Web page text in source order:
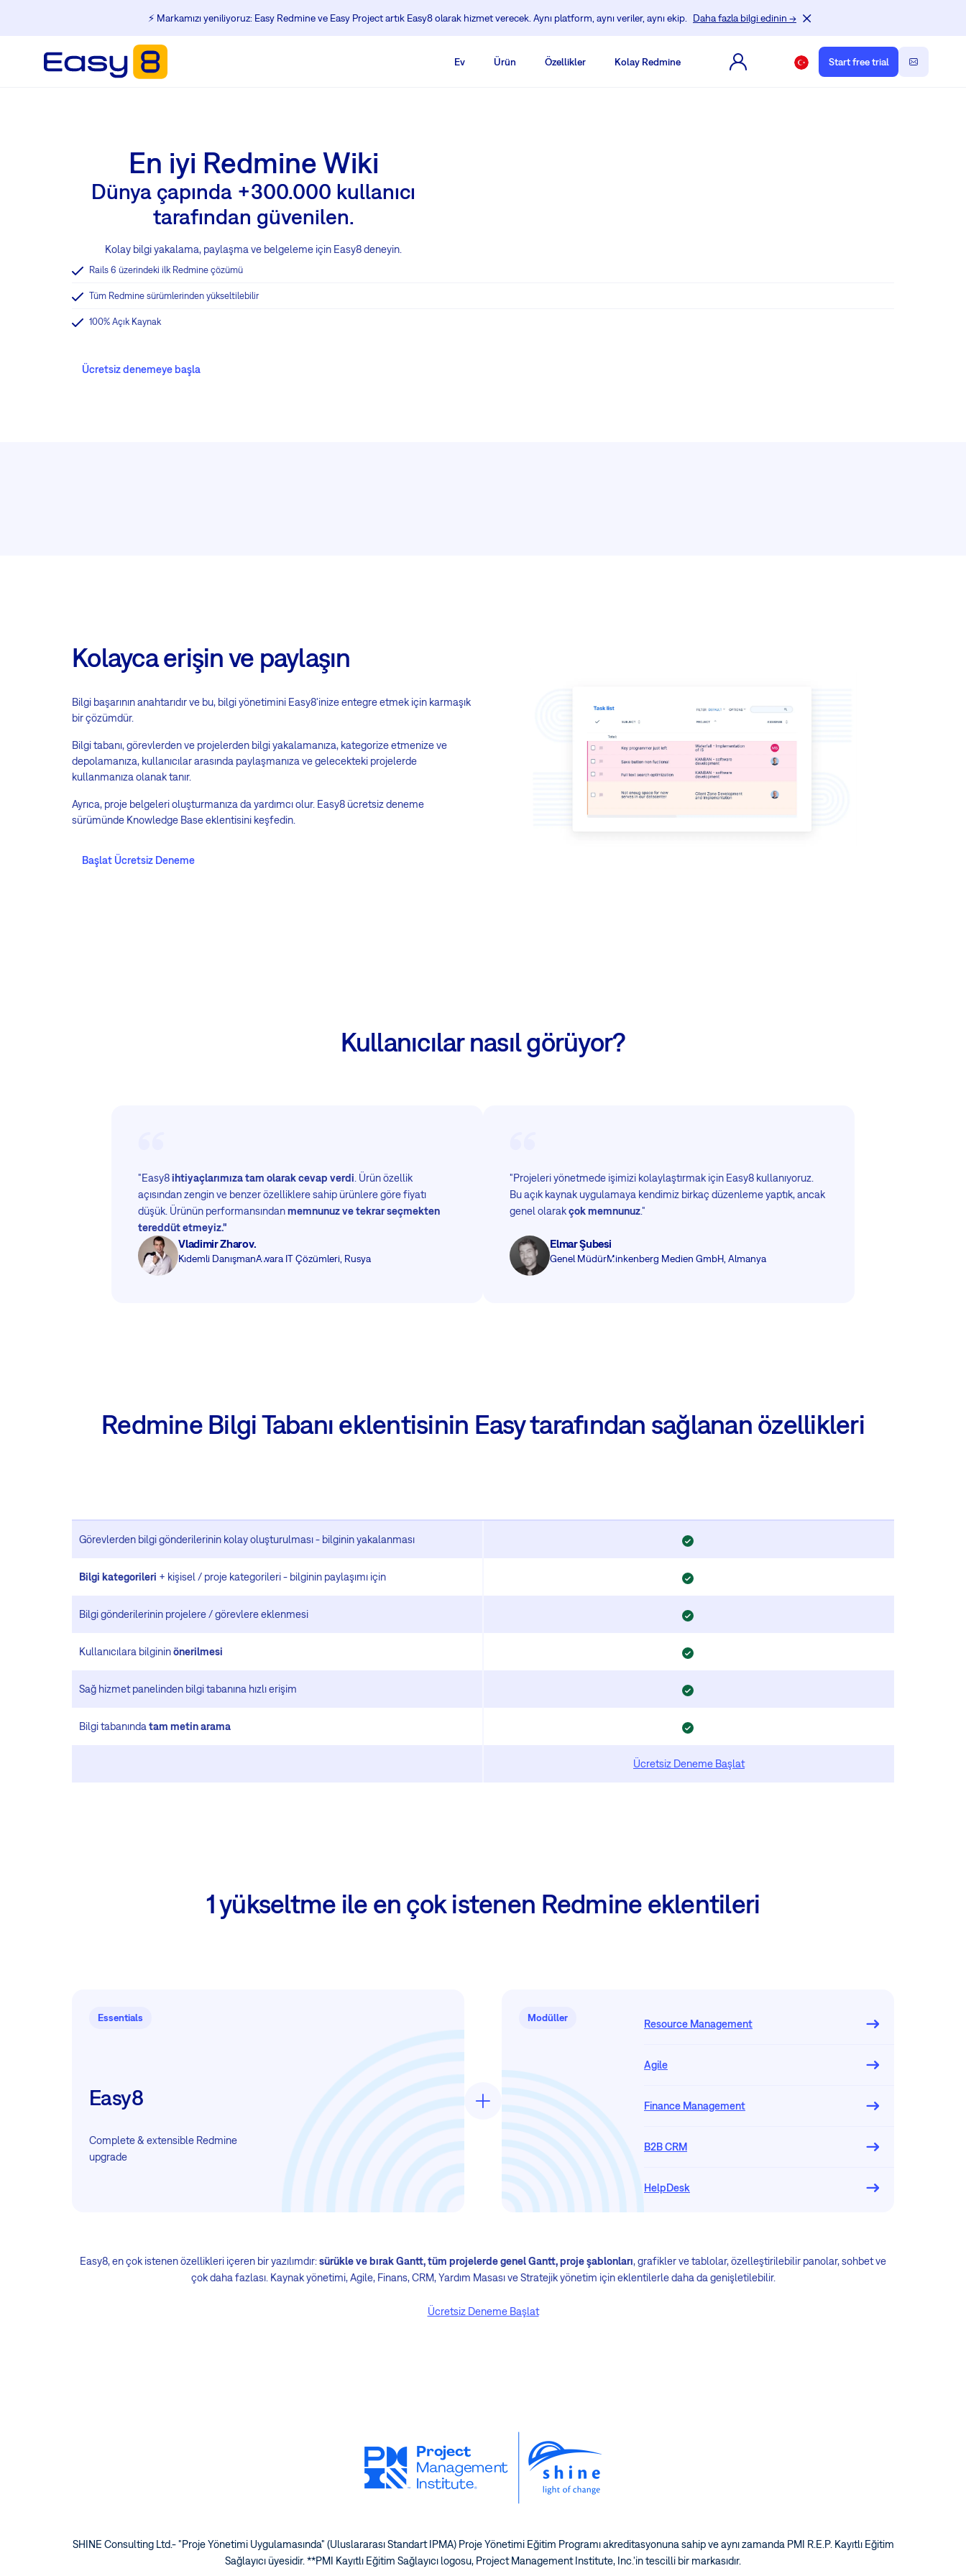
⚡️ Markamızı yeniliyoruz: Easy Redmine ve Easy Project artık Easy8 olarak hizmet verecek. Aynı platform, aynı veriler, aynı ekip. Daha fazla bilgi edinin →
Ev Ürün Özellikler Kolay Redmine Start free trial
En iyi Redmine Wiki
Dünya çapında +300.000 kullanıcı
tarafından güvenilen.
Kolay bilgi yakalama, paylaşma ve belgeleme için Easy8 deneyin.
Rails 6 üzerindeki ilk Redmine çözümü
Tüm Redmine sürümlerinden yükseltilebilir
100% Açık Kaynak
Ücretsiz denemeye başla
Kolayca erişin ve paylaşın
Bilgi başarının anahtarıdır ve bu, bilgi yönetimini Easy8'inize entegre etmek için karmaşık
bir çözümdür.
Bilgi tabanı, görevlerden ve projelerden bilgi yakalamanıza, kategorize etmenize ve
depolamanıza, kullanıcılar arasında paylaşmanıza ve gelecekteki projelerde
kullanmanıza olanak tanır.
Ayrıca, proje belgeleri oluşturmanıza da yardımcı olur. Easy8 ücretsiz deneme
sürümünde Knowledge Base eklentisini keşfedin.
Başlat Ücretsiz Deneme
Kullanıcılar nasıl görüyor?
Vladimir Zharov.
Kıdemli DanışmanAwara IT Çözümleri, Rusya
"Easy8ihtiyaçlarımıza tam olarak cevap verdi . Ürün özellik
açısından zengin ve benzer özelliklere sahip ürünlere göre fiyatı
düşük. Ürünün performansındanmemnunuz ve tekrar seçmekten
tereddüt etmeyiz."
Elmar Şubesi
Genel MüdürMinkenberg Medien GmbH, Almanya
"Projeleri yönetmede işimizi kolaylaştırmak için Easy8 kullanıyoruz.
Bu açık kaynak uygulamaya kendimiz birkaç düzenleme yaptık, ancak
genel olarakçok memnunuz."
Redmine Bilgi Tabanı eklentisinin Easy tarafından sağlanan özellikleri
Görevlerden bilgi gönderilerinin kolay oluşturulması - bilginin yakalanması
Bilgi kategorileri + kişisel / proje kategorileri - bilginin paylaşımı için
Bilgi gönderilerinin projelere / görevlere eklenmesi
Kullanıcılara bilgininönerilmesi
Sağ hizmet panelinden bilgi tabanına hızlı erişim
Bilgi tabanında tam metin arama
Ücretsiz Deneme Başlat
1 yükseltme ile en çok istenen Redmine eklentileri
Essentials
Easy8
Complete & extensible Redmine
upgrade
Modüller Resource Management
Agile
Finance Management
B2B CRM
HelpDesk
Easy8, en çok istenen özellikleri içeren bir yazılımdır:sürükle ve bırak Gantt, tüm projelerde genel Gantt, proje şablonları, grafikler ve tablolar, özelleştirilebilir panolar, sohbet ve
çok daha fazlası. Kaynak yönetimi, Agile, Finans, CRM, Yardım Masası ve Stratejik yönetim için eklentilerle daha da genişletilebilir.
Ücretsiz Deneme Başlat
SHINE Consulting Ltd.- "Proje Yönetimi Uygulamasında" (Uluslararası Standart IPMA) Proje Yönetimi Eğitim Programı akreditasyonuna sahip ve aynı zamanda PMI R.E.P. Kayıtlı Eğitim
Sağlayıcı üyesidir. **PMI Kayıtlı Eğitim Sağlayıcı logosu, Project Management Institute, Inc.'in tescilli bir markasıdır.